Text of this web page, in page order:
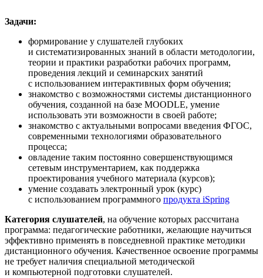
Задачи:
формирование у слушателей глубоких
и систематизированных знаний в области методологии,
теории и практики разработки рабочих программ,
проведения лекций и семинарских занятий
с использованием интерактивных форм обучения;
знакомство с возможностями системы дистанционного
обучения, созданной на базе MOODLE, умение
использовать эти возможности в своей работе;
знакомство с актуальными вопросами введения ФГОС,
современными технологиями образовательного
процесса;
овладение таким постоянно совершенствующимся
сетевым инструментарием, как поддержка
проектирования учебного материала (курсов);
умение создавать электронный урок (курс)
с использованием программного продукта iSpring
Категория слушателей, на обучение которых рассчитана
программа: педагогические работники, желающие научиться
эффективно применять в повседневной практике методики
дистанционного обучения. Качественное освоение программы
не требует наличия специальной методической
и компьютерной подготовки слушателей.